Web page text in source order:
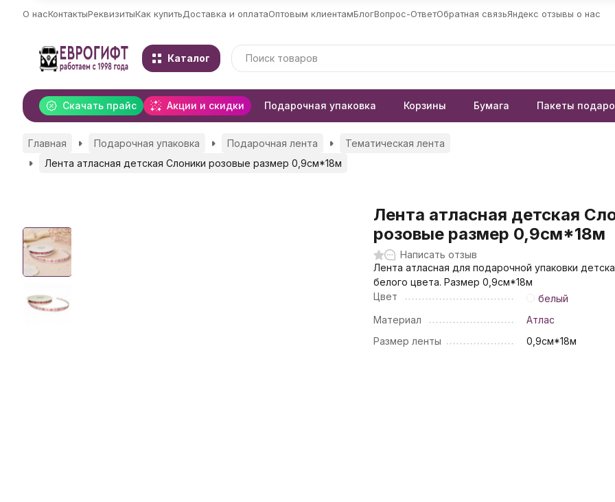
О насКонтактыРеквизитыКак купитьДоставка и оплатаОптовым клиентамБлогВопрос-ОтветОбратная связьЯндекс отзывы о нас
Каталог
Скачать прайс Акции и скидки Подарочная упаковка Корзины Бумага Пакеты
Главная Подарочная упаковка Подарочная лента
Тематическая лента
Лента атласная детская Слоники розовые размер 0,9см*18м
Лента атласная детская
розовые размер 0,9см*18м
Написать отзыв
Лента атласная для подарочной упаковки
белого цвета. Размер 0,9см*18м
Цвет
белый
Материал
Атлас
Размер ленты
0,9см*18м